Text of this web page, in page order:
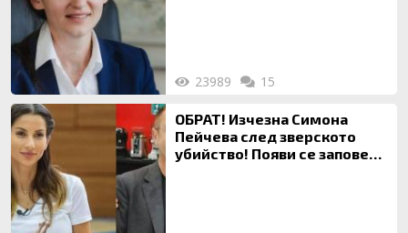
23989 15
ОБРАТ! Изчезна Симона
Пейчева след зверското
убийство! Появи се заповед